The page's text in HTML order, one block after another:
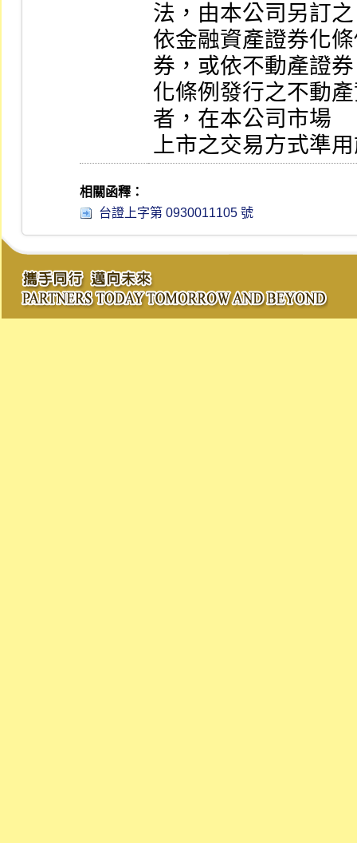
法，由本公司另訂
依金融資產證券化
券，或依不動產證券
化條例發行之不動
者，在本公司市場
上市之交易方式準
相關函釋：
台證上字第 0930011105 號